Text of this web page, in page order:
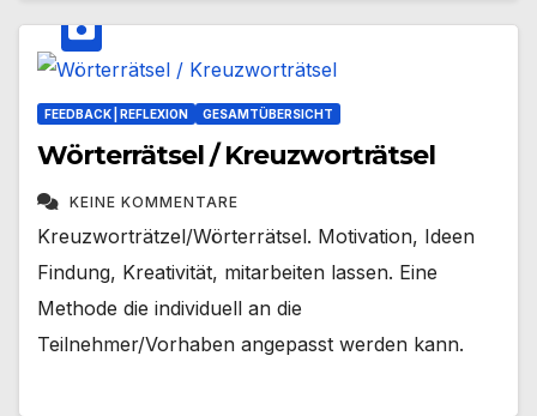
FEEDBACK | REFLEXION GESAMTÜBERSICHT
Wörterrätsel / Kreuzworträtsel
KEINE KOMMENTARE
Kreuzworträtzel/Wörterrätsel. Motivation, Ideen
Findung, Kreativität, mitarbeiten lassen. Eine
Methode die individuell an die
Teilnehmer/Vorhaben angepasst werden kann.